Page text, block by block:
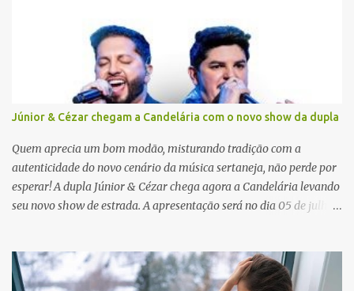
Júnior & Cézar chegam a Candelária com o novo show da dupla
Quem aprecia um bom modão, misturando tradição com a
autenticidade do novo cenário da música sertaneja, não perde por
esperar! A dupla Júnior & Cézar chega agora a Candelária levando
seu novo show de estrada. A apresentação será no dia 05 de julho
barriga diferente. O projeto ‘Simplesmente’ ainda nem foi lançado
por completo e já ver o público cantando com a gente, show após